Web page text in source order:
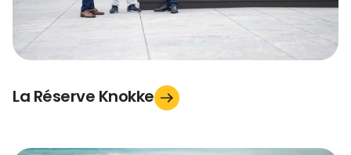
La Réserve Knokke